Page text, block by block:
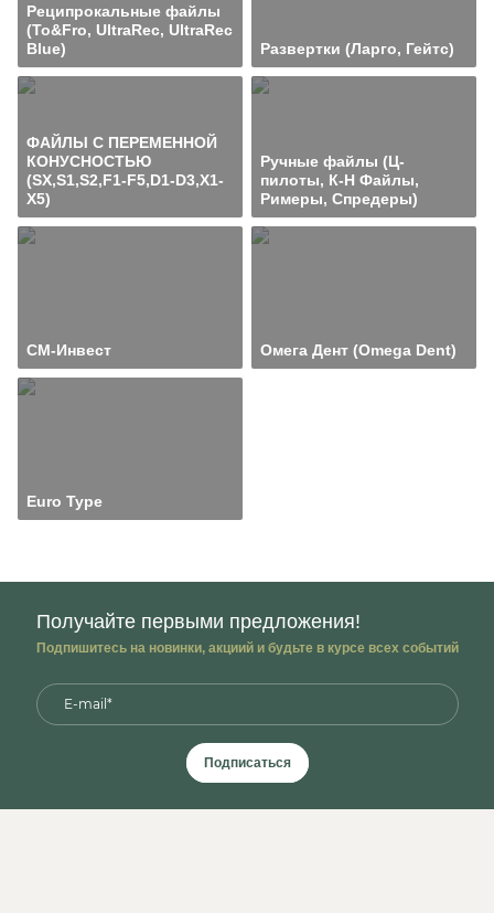
Реципрокальные файлы
(To&Fro, UltraRec, UltraRec
Blue)
Развертки (Ларго, Гейтс)
ФАЙЛЫ С ПЕРЕМЕННОЙ
КОНУСНОСТЬЮ
(SX,S1,S2,F1-F5,D1-D3,X1-
X5)
Ручные файлы (Ц-
пилоты, К-H Файлы,
Римеры, Спредеры)
СМ-Инвест Омега Дент (Omega Dent)
Euro Type
Получайте первыми предложения!
Подпишитесь на новинки, акциий и будьте в курсе всех событий
Подписаться